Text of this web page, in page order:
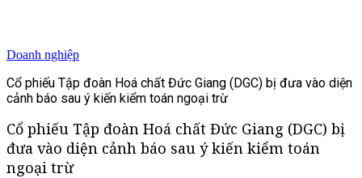
Doanh nghiệp
Cổ phiếu Tập đoàn Hoá chất Đức Giang (DGC) bị đưa vào diện
cảnh báo sau ý kiến kiểm toán ngoại trừ
Cổ phiếu Tập đoàn Hoá chất Đức Giang (DGC) bị
đưa vào diện cảnh báo sau ý kiến kiểm toán
ngoại trừ